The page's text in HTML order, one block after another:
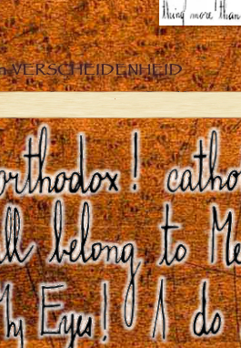
VERSCHEIDENHEID